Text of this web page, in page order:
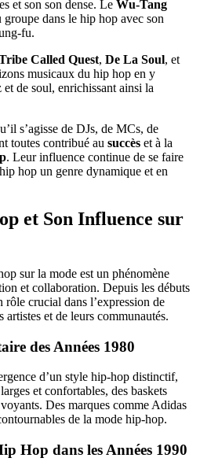
et son son dense. Le Wu-Tang
dans le hip hop avec son
fu.
Called Quest, De La Soul, et
musicaux du hip hop en y
de soul, enrichissant ainsi la
s’agisse de DJs, de MCs, de
toutes contribué au succès et à la
. Leur influence continue de se faire
hop un genre dynamique et en
et Son Influence sur
sur la mode est un phénomène
et collaboration. Depuis les débuts
crucial dans l’expression de
artistes et de leurs communautés.
des Années 1980
d’un style hip-hop distinctif,
et confortables, des baskets
Des marques comme Adidas
de la mode hip-hop.
Hop dans les Années 1990